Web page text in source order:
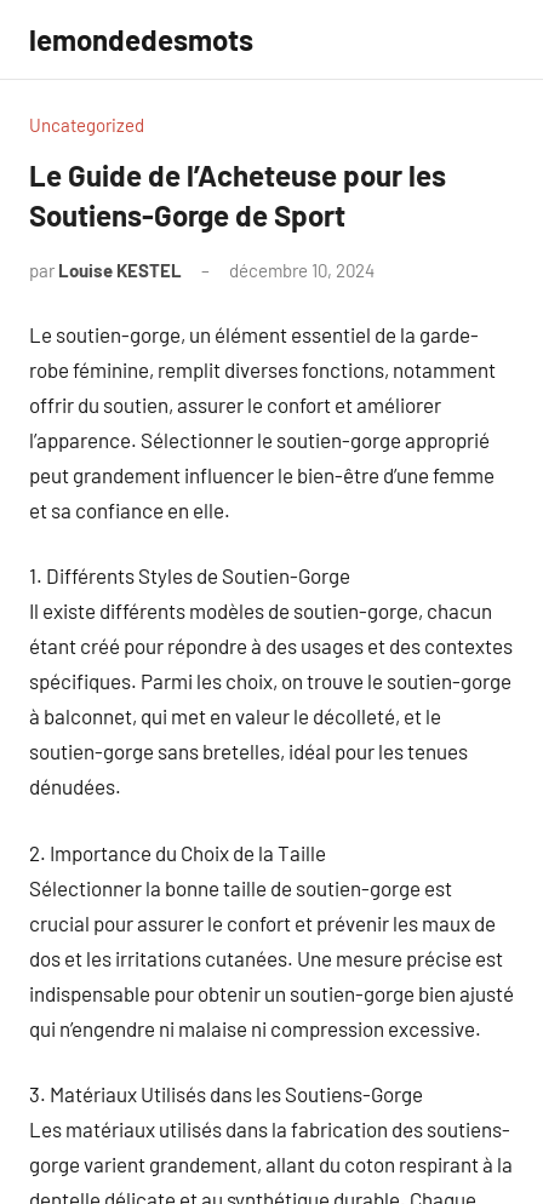
contenu
lemondedesmots
Uncategorized
Le Guide de l’Acheteuse pour les
Soutiens-Gorge de Sport
par Louise KESTEL décembre 10, 2024
Le soutien-gorge, un élément essentiel de la garde-
robe féminine, remplit diverses fonctions, notamment
offrir du soutien, assurer le confort et améliorer
l’apparence. Sélectionner le soutien-gorge approprié
peut grandement influencer le bien-être d’une femme
et sa confiance en elle.
1. Différents Styles de Soutien-Gorge
Il existe différents modèles de soutien-gorge, chacun
étant créé pour répondre à des usages et des contextes
spécifiques. Parmi les choix, on trouve le soutien-gorge
à balconnet, qui met en valeur le décolleté, et le
soutien-gorge sans bretelles, idéal pour les tenues
dénudées.
2. Importance du Choix de la Taille
Sélectionner la bonne taille de soutien-gorge est
crucial pour assurer le confort et prévenir les maux de
dos et les irritations cutanées. Une mesure précise est
indispensable pour obtenir un soutien-gorge bien ajusté
qui n’engendre ni malaise ni compression excessive.
3. Matériaux Utilisés dans les Soutiens-Gorge
Les matériaux utilisés dans la fabrication des soutiens-
gorge varient grandement, allant du coton respirant à la
dentelle délicate et au synthétique durable. Chaque